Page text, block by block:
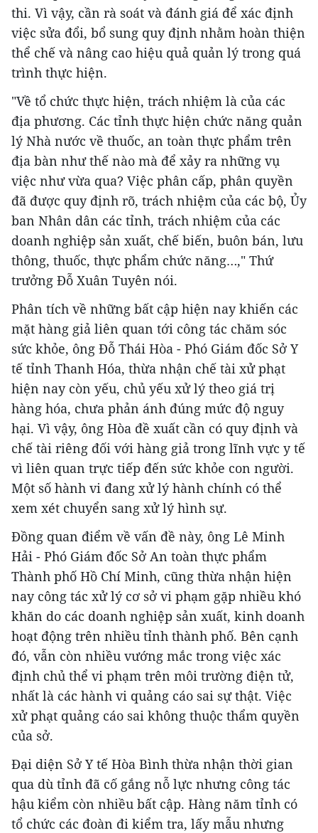
thi. Vì vậy, cần rà soát và đánh giá để xác định
việc sửa đổi, bổ sung quy định nhằm hoàn thiện
thể chế và nâng cao hiệu quả quản lý trong quá
trình thực hiện.
"Về tổ chức thực hiện, trách nhiệm là của các
địa phương. Các tỉnh thực hiện chức năng quản
lý Nhà nước về thuốc, an toàn thực phẩm trên
địa bàn như thế nào mà để xảy ra những vụ
việc như vừa qua? Việc phân cấp, phân quyền
đã được quy định rõ, trách nhiệm của các bộ, Ủy
ban Nhân dân các tỉnh, trách nhiệm của các
doanh nghiệp sản xuất, chế biến, buôn bán, lưu
thông, thuốc, thực phẩm chức năng…," Thứ
trưởng Đỗ Xuân Tuyên nói.
Phân tích về những bất cập hiện nay khiến các
mặt hàng giả liên quan tới công tác chăm sóc
sức khỏe, ông Đỗ Thái Hòa - Phó Giám đốc Sở Y
tế tỉnh Thanh Hóa, thừa nhận chế tài xử phạt
hiện nay còn yếu, chủ yếu xử lý theo giá trị
hàng hóa, chưa phản ánh đúng mức độ nguy
hại. Vì vậy, ông Hòa đề xuất cần có quy định và
chế tài riêng đối với hàng giả trong lĩnh vực y tế
vì liên quan trực tiếp đến sức khỏe con người.
Một số hành vi đang xử lý hành chính có thể
xem xét chuyển sang xử lý hình sự.
Đồng quan điểm về vấn đề này, ông Lê Minh
Hải - Phó Giám đốc Sở An toàn thực phẩm
Thành phố Hồ Chí Minh, cũng thừa nhận hiện
nay công tác xử lý cơ sở vi phạm gặp nhiều khó
khăn do các doanh nghiệp sản xuất, kinh doanh
hoạt động trên nhiều tỉnh thành phố. Bên cạnh
đó, vẫn còn nhiều vướng mắc trong việc xác
định chủ thể vi phạm trên môi trường điện tử,
nhất là các hành vi quảng cáo sai sự thật. Việc
xử phạt quảng cáo sai không thuộc thẩm quyền
của sở.
Đại diện Sở Y tế Hòa Bình thừa nhận thời gian
qua dù tỉnh đã cố gắng nỗ lực nhưng công tác
hậu kiểm còn nhiều bất cập. Hàng năm tỉnh có
tổ chức các đoàn đi kiểm tra, lấy mẫu nhưng